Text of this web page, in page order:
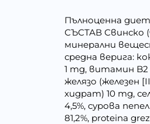
Пълноценна
СЪСТАВ Свинско
минерални
средна верига:
1 mg, витамин
желязо (железен
хидрат) 10 mg,
4,5%, сурова
81,2%, proteina